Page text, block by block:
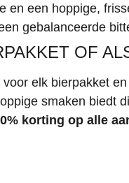
en een hoppige,
gebalanceerde
OF
elk bierpakket
smaken biedt
korting op alle